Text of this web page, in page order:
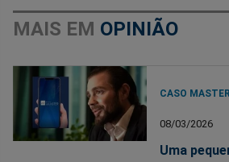
MAIS EM OPINIÃO
CASO MASTER
08/03/2026
Uma